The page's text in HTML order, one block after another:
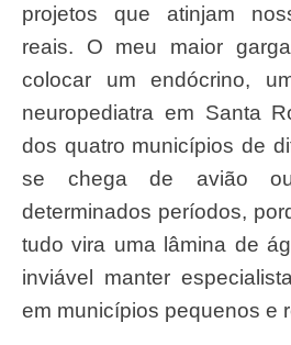
projetos que atinjam
reais. O meu maior
colocar um endócrino,
neuropediatra em Santa
dos quatro municípios de
se chega de avião
determinados períodos,
tudo vira uma lâmina de
inviável manter
em municípios pequenos e